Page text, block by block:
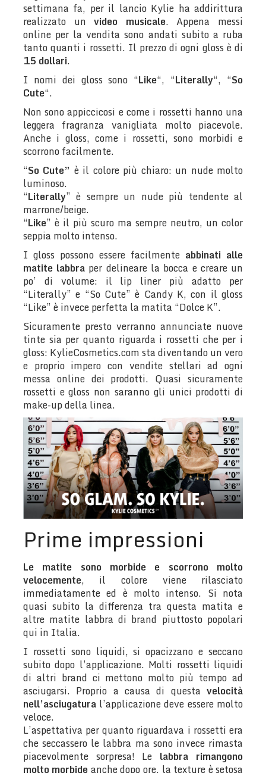
settimana fa, per il lancio Kylie ha addirittura
realizzato un video musicale. Appena messi
online per la vendita sono andati subito a ruba
tanto quanti i rossetti. Il prezzo di ogni gloss è di
15 dollari.
I nomi dei gloss sono “Like“, “Literally“, “So
Cute“.
Non sono appiccicosi e come i rossetti hanno una
leggera fragranza vanigliata molto piacevole.
Anche i gloss, come i rossetti, sono morbidi e
scorrono facilmente.
“So Cute” è il colore più chiaro: un nude molto
luminoso.
“Literally” è sempre un nude più tendente al
marrone/beige.
“Like” è il più scuro ma sempre neutro, un color
seppia molto intenso.
I gloss possono essere facilmente abbinati alle
matite labbra per delineare la bocca e creare un
po’ di volume: il lip liner più adatto per
“Literally” e “So Cute” è Candy K, con il gloss
“Like” è invece perfetta la matita “Dolce K”.
Sicuramente presto verranno annunciate nuove
tinte sia per quanto riguarda i rossetti che per i
gloss: KylieCosmetics.com sta diventando un vero
e proprio impero con vendite stellari ad ogni
messa online dei prodotti. Quasi sicuramente
rossetti e gloss non saranno gli unici prodotti di
make-up della linea.
Prime impressioni
Le matite sono morbide e scorrono molto
velocemente, il colore viene rilasciato
immediatamente ed è molto intenso. Si nota
quasi subito la differenza tra questa matita e
altre matite labbra di brand piuttosto popolari
qui in Italia.
I rossetti sono liquidi, si opacizzano e seccano
subito dopo l’applicazione. Molti rossetti liquidi
di altri brand ci mettono molto più tempo ad
asciugarsi. Proprio a causa di questa velocità
nell’asciugatural’applicazione deve essere molto
veloce.
L’aspettativa per quanto riguardava i rossetti era
che seccassero le labbra ma sono invece rimasta
piacevolmente sorpresa! Le labbra rimangono
molto morbideanche dopo ore, la texture è setosa